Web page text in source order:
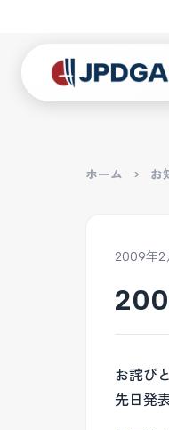
ホーム > お
2009年2
お詫び
先日発